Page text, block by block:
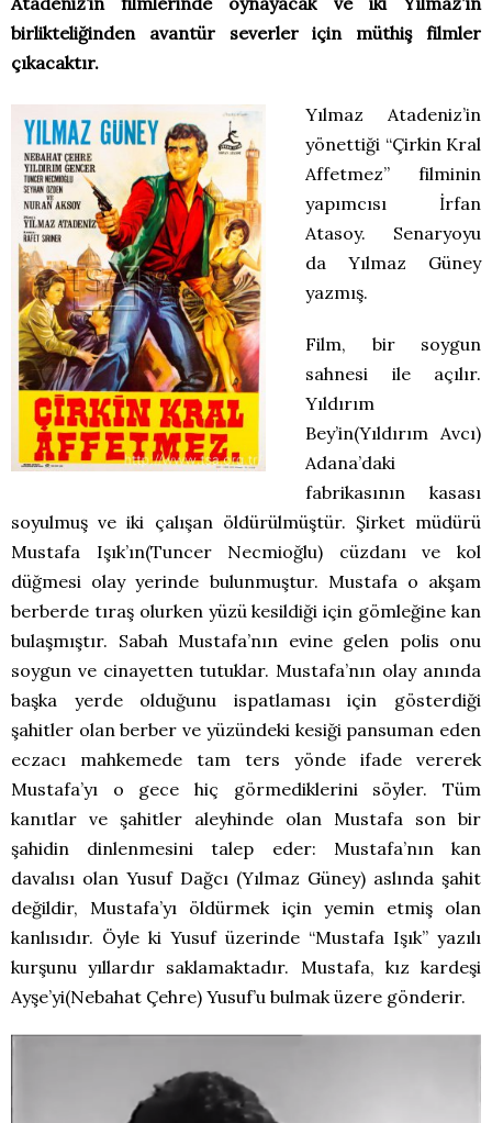
birlikteliğinden avantür severler için müthiş filmler
çıkacaktır.
Yılmaz Atadeniz’in
yönettiği “Çirkin Kral
Affetmez” filminin
yapımcısı İrfan
Atasoy. Senaryoyu
da Yılmaz Güney
yazmış.
Film, bir soygun
sahnesi ile açılır.
Yıldırım
Bey’in(Yıldırım Avcı)
Adana’daki
fabrikasının kasası
soyulmuş ve iki çalışan öldürülmüştür. Şirket müdürü
Mustafa Işık’ın(Tuncer Necmioğlu) cüzdanı ve kol
düğmesi olay yerinde bulunmuştur. Mustafa o akşam
berberde tıraş olurken yüzü kesildiği için gömleğine kan
bulaşmıştır. Sabah Mustafa’nın evine gelen polis onu
soygun ve cinayetten tutuklar. Mustafa’nın olay anında
başka yerde olduğunu ispatlaması için gösterdiği
şahitler olan berber ve yüzündeki kesiği pansuman eden
eczacı mahkemede tam ters yönde ifade vererek
Mustafa’yı o gece hiç görmediklerini söyler. Tüm
kanıtlar ve şahitler aleyhinde olan Mustafa son bir
şahidin dinlenmesini talep eder: Mustafa’nın kan
davalısı olan Yusuf Dağcı (Yılmaz Güney) aslında şahit
değildir, Mustafa’yı öldürmek için yemin etmiş olan
kanlısıdır. Öyle ki Yusuf üzerinde “Mustafa Işık” yazılı
kurşunu yıllardır saklamaktadır. Mustafa, kız kardeşi
Ayşe’yi(Nebahat Çehre) Yusuf’u bulmak üzere gönderir.